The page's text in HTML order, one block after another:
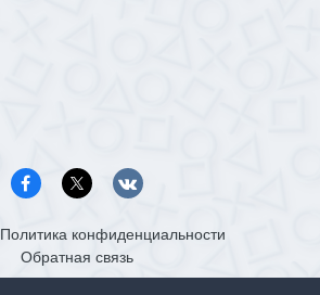
Политика конфиденциальности
Обратная связь